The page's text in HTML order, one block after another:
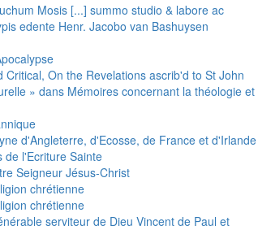
Mosis [...] summo studio & labore ac
edente Henr. Jacobo van Bashuysen
Critical, On the Revelations ascrib'd to St John
» dans Mémoires concernant la théologie et
d'Angleterre, d'Ecosse, de France et d'Irlande
de l'Ecriture Sainte
Seigneur Jésus-Christ
chrétienne
chrétienne
serviteur de Dieu Vincent de Paul et